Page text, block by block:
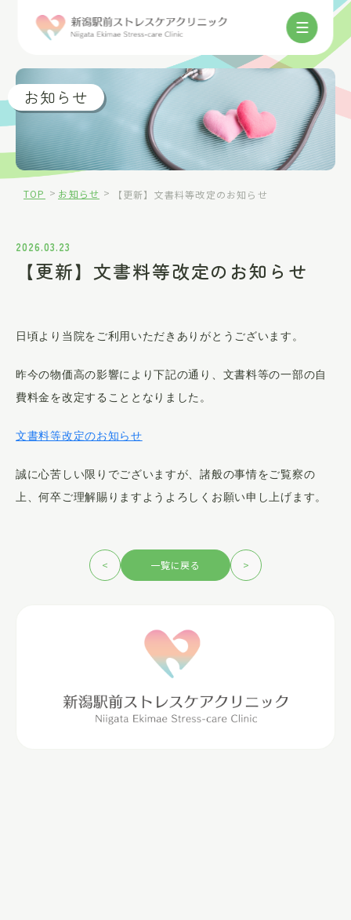
025-384-8832
当院について
診療内容
医師紹介
プライバシーポリシー
お知らせ
TOP > お知らせ > 【更新】文書料等改定のお知らせ
2026.03.23
【更新】文書料等改定のお知らせ
日頃より当院をご利用いただきありがとうございます。
昨今の物価高の影響により下記の通り、文書料等の一部の自
費料金を改定することとなりました。
文書料等改定のお知らせ
誠に心苦しい限りでございますが、諸般の事情をご覧察の
上、何卒ご理解賜りますようよろしくお願い申し上げます。
< 一覧に戻る >